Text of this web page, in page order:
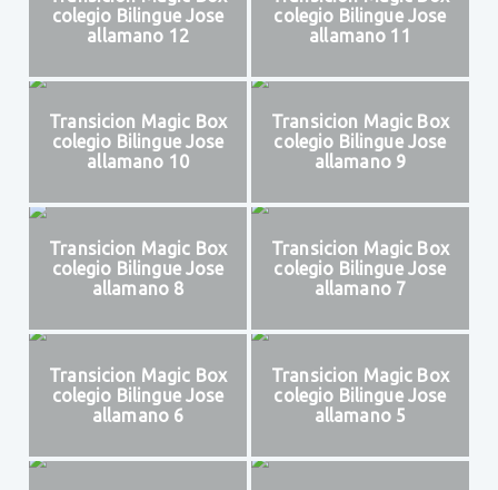
colegio Bilingue Jose
allamano 12
colegio Bilingue Jose
allamano 11
Transicion Magic Box
colegio Bilingue Jose
allamano 10
Transicion Magic Box
colegio Bilingue Jose
allamano 9
Transicion Magic Box
colegio Bilingue Jose
allamano 8
Transicion Magic Box
colegio Bilingue Jose
allamano 7
Transicion Magic Box
colegio Bilingue Jose
allamano 6
Transicion Magic Box
colegio Bilingue Jose
allamano 5